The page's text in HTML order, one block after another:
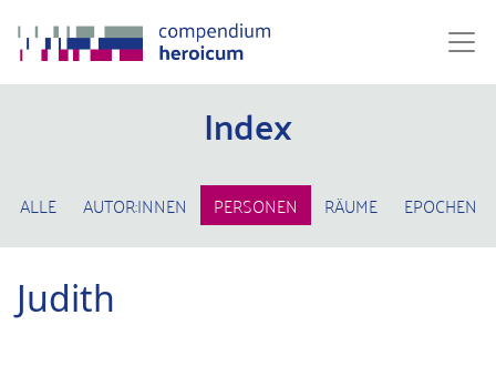
Index
ALLE AUTOR:INNEN PERSONEN RÄUME EPOCHEN
Judith